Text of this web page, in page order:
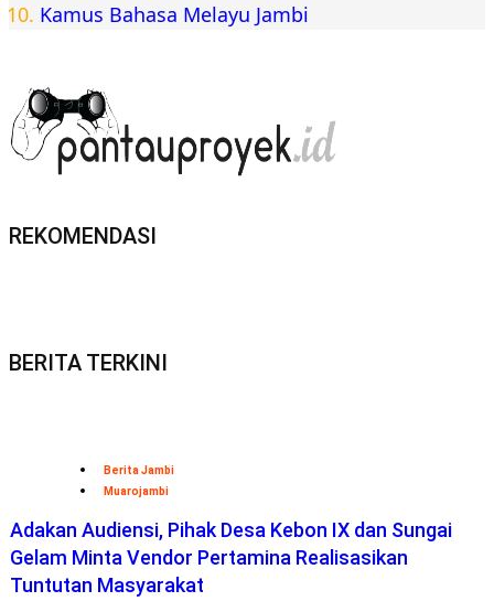
Kamus Bahasa Melayu Jambi
REKOMENDASI
BERITA TERKINI
Berita Jambi
Muarojambi
Adakan Audiensi, Pihak Desa Kebon IX dan Sungai
Gelam Minta Vendor Pertamina Realisasikan
Tuntutan Masyarakat